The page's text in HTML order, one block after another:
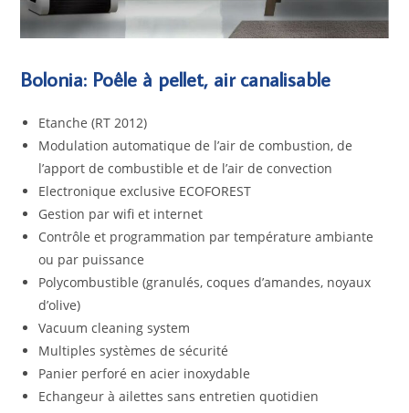
Bolonia: Poêle à pellet, air canalisable
Etanche (RT 2012)
Modulation automatique de l’air de combustion, de
l’apport de combustible et de l’air de convection
Electronique exclusive ECOFOREST
Gestion par wifi et internet
Contrôle et programmation par température ambiante
ou par puissance
Polycombustible (granulés, coques d’amandes, noyaux
d’olive)
Vacuum cleaning system
Multiples systèmes de sécurité
Panier perforé en acier inoxydable
Echangeur à ailettes sans entretien quotidien